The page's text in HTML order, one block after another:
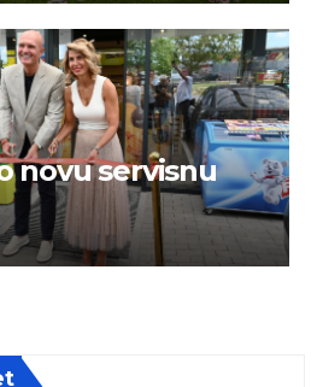
novu servisnu